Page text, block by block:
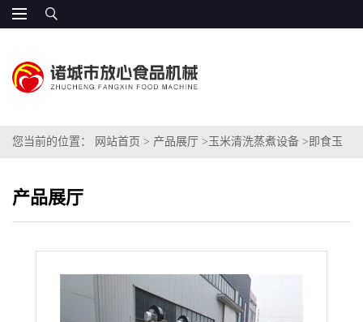
您当前的位置： 网站首页 > 产品展厅 > 玉米清洗蒸煮设备 > 即食玉
产品展厅